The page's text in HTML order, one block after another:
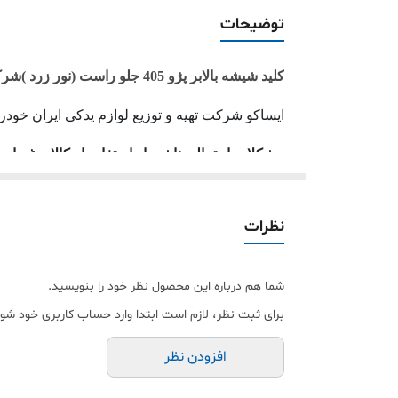
توضیحات
کلید شیشه بالابر پژو 405 جلو راست )نور زرد (
ایساکو شرکت‌ تهیه و توزیع لوازم یدکی ایران
مشکلات احتمالی ناشی از استفاده از کالای
ضامن عملکرد دقیق خودرو است. از این رو
فروشگاهسرای یدکبا تامین قطعات اصلی از
راحت و آسودگی خاطر نسبت به خرید لوازم یدکی
نظرات
شما هم درباره این محصول نظر خود را بنویسید.
برای ثبت نظر، لازم است ابتدا وارد حساب کاربری خود
افزودن نظر